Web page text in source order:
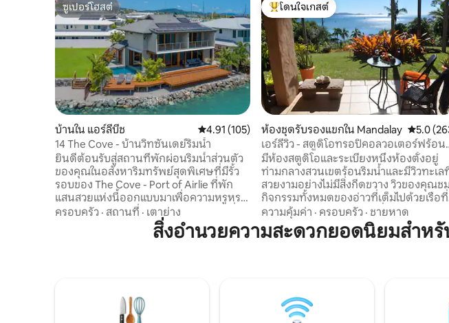
ซูเปอร์โฮสต์
ซูเปอร์โฮสต์
บ้านใน แอร์ลีบีช คะแนนเฉลี่ย 4.91 จาก 5, 105 รีวิว
4.91 (105)
14 The Cove - บ้านวิทซันเดย์ริมน้ำ
ยินดีต้อนรับสู่สถานที่พักผ่อนริมน้ำส่วนตัว
ของคุณในอสังหาริมทรัพย์สุดพิเศษที่มีรั้ว
รอบของ The Cove - Port of Airlie ที่พัก
แสนสวยแห่งนี้ออกแบบมาเพื่อความหรูหรา
และการพักผ่อนอย่างสบาย ๆ มีวิวทะเลที่น่า
ทึ่งและไม่มีสิ่งกีดขวาง การตกแต่งภายในที่
ประณีต และบรรยากาศที่สมบูรณ์แบบ
ว่ายน้ำ ดูเรือยอชท์ลอยผ่าน หรือเพลิดเพลิน
ครอบครัว · สถานที่ · เตาย่าง
โดนใจเกสต์ที่สุด
โดนใจเกสต์
ห้องชุดรับรองแขกใน Mandalay คะแนนเ
5.0
เอร์ลีวิว - สตูดิโอทรอปิคอลวอเตอร์ฟร้อน
แมนดาเลย์
มีห้องสตูดิโอและระเบียงหนึ่งห้องตั้งอยู่
ท่ามกลางสวนเขตร้อนริมน้ำและมีวิวทะเล
สวยงามอย่างไม่มีสิ่งกีดขวาง วิวของคุณชม
กิจกรรมทั้งหมดของอ่าวที่เต็มไปด้วยเรือที่
เต็มไปด้วยพระอาทิตย์ตกที่งดงามและ
ความมหัศจรรย์ของแสงไฟที่ส่องสว่างทั่ว
อ่าวในเวลากลางคืน ล้อมรอบด้วยธรรมชา
ตัวของคุณเองคุณจะเพลิดเพลินกับความ
เป็นส่วนตัวอย่างแท้จริง
ความคุ้มค่า · ครอบครัว · ชายหาด
สิ่งอำนวยความสะดวกยอดนิยมสำหรั